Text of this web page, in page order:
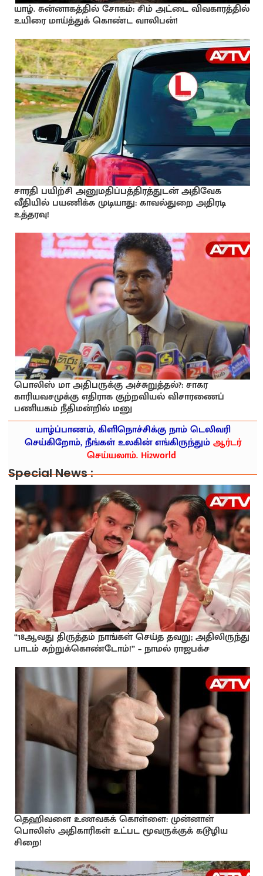
யாழ். சுன்னாகத்தில் சோகம்: சிம் அட்டை விவகாரத்தில்
உயிரை மாய்த்துக் கொண்ட வாலிபன்!
சாரதி பயிற்சி அனுமதிப்பத்திரத்துடன் அதிவேக
வீதியில் பயணிக்க முடியாது: காவல்துறை அதிரடி
உத்தரவு!
பொலிஸ் மா அதிபருக்கு அச்சுறுத்தல்?: சாகர
காரியவசமுக்கு எதிராக குற்றவியல் விசாரணைப்
பணியகம் நீதிமன்றில் மனு
யாழ்ப்பாணம், கிளிநொச்சிக்கு நாம் டெலிவரி
செய்கிறோம், நீங்கள் உலகின் எங்கிருந்தும்ஆர்டர்
செய்யலாம். Hi2world
Special News :
“18ஆவது திருத்தம் நாங்கள் செய்த தவறு; அதிலிருந்து
பாடம் கற்றுக்கொண்டோம்!” – நாமல் ராஜபக்ச
தெஹிவளை உணவகக் கொள்ளை: முன்னாள்
பொலிஸ் அதிகாரிகள் உட்பட மூவருக்குக் கடூழிய
சிறை!